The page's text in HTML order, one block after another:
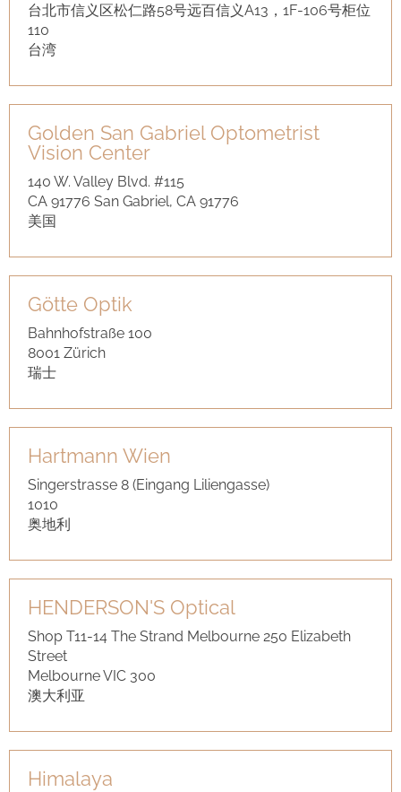
台北市信义区松仁路58号远百信义A13，1F-106号柜位
110
台湾
Golden San Gabriel Optometrist
Vision Center
140 W. Valley Blvd. #115
CA 91776 San Gabriel, CA 91776
美国
Götte Optik
Bahnhofstraße 100
8001 Zürich
瑞士
Hartmann Wien
Singerstrasse 8 (Eingang Liliengasse)
1010
奥地利
HENDERSON'S Optical
Shop T11-14 The Strand Melbourne 250 Elizabeth
Street
Melbourne VIC 300
澳大利亚
Himalaya